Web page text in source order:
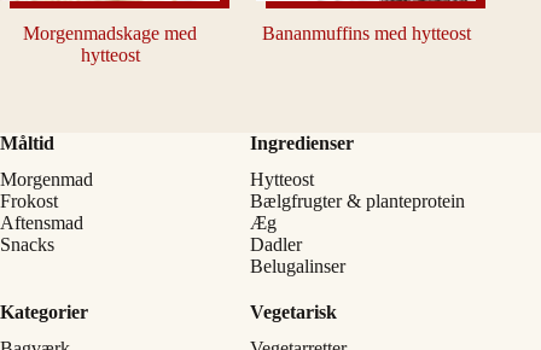
Morgenmadskage med
hytteost
Bananmuffins med hytteost
Måltid
Morgenmad
Frokost
Aftensmad
Snacks
Ingredienser
Hytteost
Bælgfrugter & planteprotein
Æg
Dadler
Belugalinser
Kategorier
Vegetarisk